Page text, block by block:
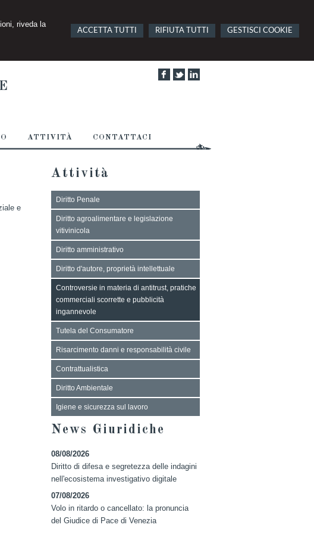
riveda la
ACCETTA TUTTI RIFIUTA TUTTI GESTISCI COOKIE
ATTIVITÀ CONTATTACI
e
Attività
Diritto Penale
Diritto agroalimentare e legislazione
vitivinicola
Diritto amministrativo
Diritto d'autore, proprietà intellettuale
Controversie in materia di antitrust, pratiche
commerciali scorrette e pubblicità
ingannevole
Tutela del Consumatore
Risarcimento danni e responsabilità civile
Contrattualistica
Diritto Ambientale
Igiene e sicurezza sul lavoro
News Giuridiche
08/08/2026
Diritto di difesa e segretezza delle indagini
nell'ecosistema investigativo digitale
07/08/2026
Volo in ritardo o cancellato: la pronuncia
del Giudice di Pace di Venezia